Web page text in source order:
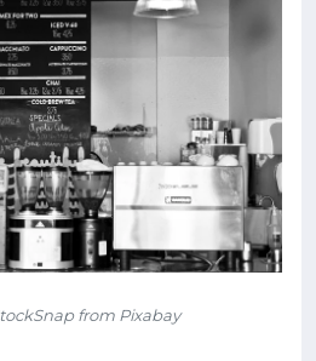
from Pixabay